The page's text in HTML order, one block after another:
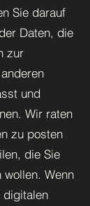
Sie darauf
Daten, die
zur
und
Wir raten
zu posten
die Sie
Wenn
digitalen